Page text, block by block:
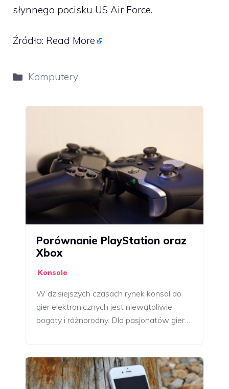
słynnego pocisku US Air Force.
Źródło: Read More
Kategorie
Komputery
Porównanie PlayStation oraz
Xbox
Konsole
W dzisiejszych czasach rynek konsol do
gier elektronicznych jest niewątpliwie
bogaty i różnorodny. Dla pasjonatów gier…